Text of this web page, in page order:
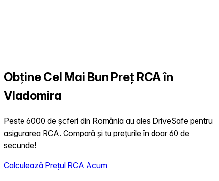
Obține Cel Mai Bun Preț RCA în
Vladomira
Peste 6000 de șoferi din România au ales DriveSafe pentru
asigurarea RCA. Compară și tu prețurile în doar 60 de
secunde!
Calculează Prețul RCA Acum